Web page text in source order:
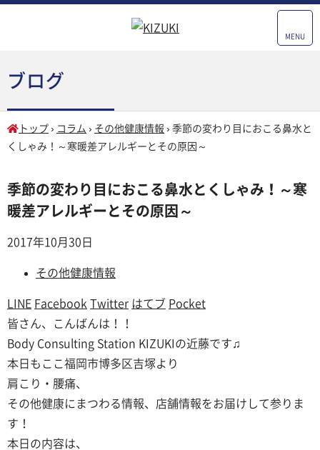
MENU
ブログ
トップ › コラム › その他健康情報 › 季節の変わり目におこる鼻水と
くしゃみ！～寒暖差アレルギーとその原因～
季節の変わり目におこる鼻水とくしゃみ！～寒
暖差アレルギーとその原因～
2017年10月30日
その他健康情報
LINE Facebook Twitter はてブ Pocket
皆さん、こんばんは！！
Body Consulting Station KIZUKIの近藤です♫
本日もここ福岡市博多区吉塚より
肩こり・腰痛、
その他健康にまつわる情報、店舗情報をお届けして参りま
す！
本日の内容は、